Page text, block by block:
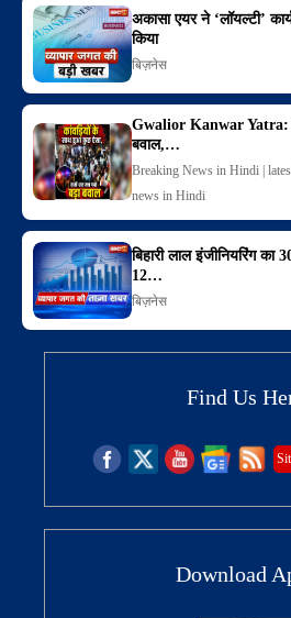
अकासा एयर ने ‘लॉयल्टी’
किया
बिज़नेस
Gwalior Kanwar Yatra:
बवाल,…
Breaking News in Hindi |
news in Hindi
बिहारी लाल इंजीनियरिंग
12…
बिज़नेस
Find Us
Download